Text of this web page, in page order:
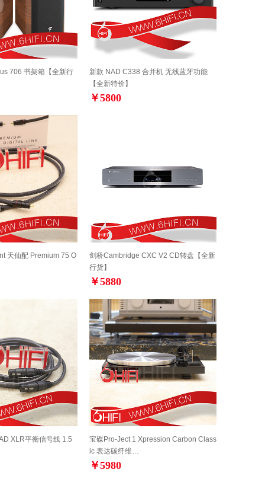
706 书架箱【全新行
新款 NAD C338 合并机 无线蓝牙功能
【全新特价】
￥5800
天仙配 Premium 75 O
剑桥Cambridge CXC V2 CD转盘【全新
行货】
￥5880
XLR平衡信号线 1.5
宝碟Pro-Ject 1 Xpression Carbon Class
ic 表达碳纤维…
￥5980